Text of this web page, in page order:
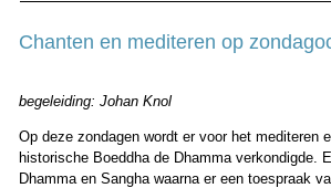
Chanten en mediteren op
begeleiding: Johan Knol
Op deze zondagen wordt er voor het mediteren
historische Boeddha de Dhamma verkondigde.
Dhamma en Sangha waarna er een toespraak